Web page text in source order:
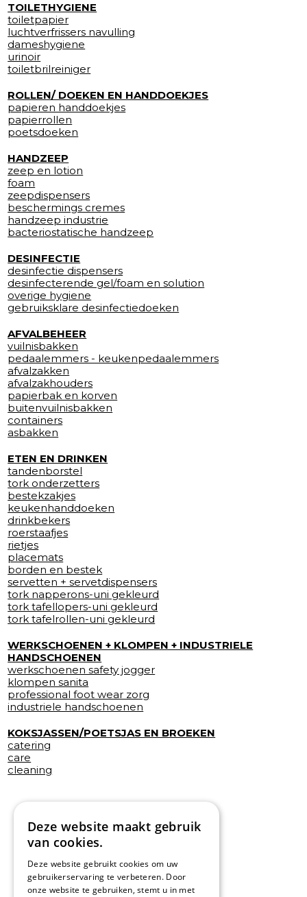
TOILETHYGIENE
toiletpapier
luchtverfrissers navulling
dameshygiene
urinoir
toiletbrilreiniger
ROLLEN/ DOEKEN EN HANDDOEKJES
papieren handdoekjes
papierrollen
poetsdoeken
HANDZEEP
zeep en lotion
foam
zeepdispensers
beschermings cremes
handzeep industrie
bacteriostatische handzeep
DESINFECTIE
desinfectie dispensers
desinfecterende gel/foam en solution
overige hygiene
gebruiksklare desinfectiedoeken
AFVALBEHEER
vuilnisbakken
pedaalemmers - keukenpedaalemmers
afvalzakken
afvalzakhouders
papierbak en korven
buitenvuilnisbakken
containers
asbakken
ETEN EN DRINKEN
tandenborstel
tork onderzetters
bestekzakjes
keukenhanddoeken
drinkbekers
roerstaafjes
rietjes
placemats
borden en bestek
servetten + servetdispensers
tork napperons-uni gekleurd
tork tafellopers-uni gekleurd
tork tafelrollen-uni gekleurd
WERKSCHOENEN + KLOMPEN + INDUSTRIELE
HANDSCHOENEN
werkschoenen safety jogger
klompen sanita
professional foot wear zorg
industriele handschoenen
KOKSJASSEN/POETSJAS EN BROEKEN
catering
care
cleaning
Deze website maakt gebruik
van cookies.
Deze website gebruikt cookies om uw
gebruikerservaring te verbeteren. Door
onze website te gebruiken, stemt u in met